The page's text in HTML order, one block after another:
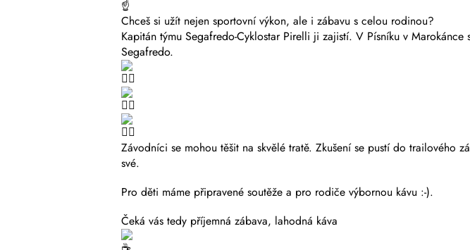
Chceš si užít nejen sportovní výkon, ale i zábavu s celou rodinou?
Kapitán týmu Segafredo-Cyklostar Pirelli ji zajistí. V Písníku v Marokánce
Segafredo.
Závodníci se mohou těšit na skvělé tratě. Zkušení se pustí do trailového
své.
Pro děti máme připravené soutěže a pro rodiče výbornou kávu :-).
Čeká vás tedy příjemná zábava, lahodná káva